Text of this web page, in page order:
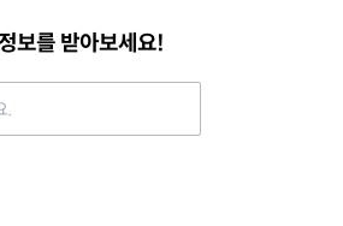
보를 받아보세요!